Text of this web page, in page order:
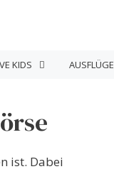
KIDS
ist. Dabei